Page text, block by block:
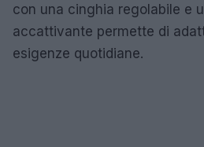
con una cinghia regolabile e
accattivante permette di
esigenze quotidiane.